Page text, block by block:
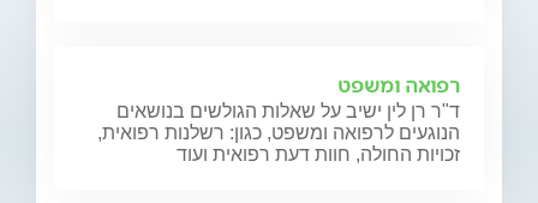
רפואה ומשפט
ד"ר רן לין ישיב על שאלות הגולשים בנושאים
הנוגעים לרפואה ומשפט, כגון: רשלנות רפואית,
זכויות החולה, חוות דעת רפואית ועוד